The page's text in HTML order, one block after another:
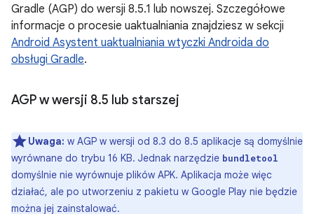
Gradle (AGP) do wersji 8.5.1 lub nowszej. Szczegółowe
informacje o procesie uaktualniania znajdziesz w sekcji
Android Asystent uaktualniania wtyczki Androida do
obsługi Gradle.
AGP w wersji 8.5 lub starszej
Uwaga: w AGP w wersji od 8.3 do 8.5 aplikacje są domyślnie
wyrównane do trybu 16 KB. Jednak narzędzie bundletool
domyślnie nie wyrównuje plików APK. Aplikacja może więc
działać, ale po utworzeniu z pakietu w Google Play nie będzie
można jej zainstalować.